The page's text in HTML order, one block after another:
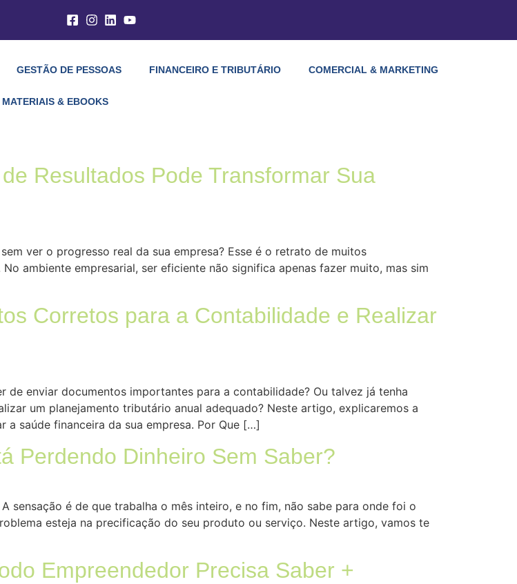
GESTÃO DE PESSOAS FINANCEIRO E TRIBUTÁRIO COMERCIAL & MARKETING
MATERIAIS & EBOOKS
Resultados Pode Transformar Sua
ver o progresso real da sua empresa? Esse é o retrato de muitos
ambiente empresarial, ser eficiente não significa apenas fazer muito, mas sim
Corretos para a Contabilidade e Realizar
enviar documentos importantes para a contabilidade? Ou talvez já tenha
um planejamento tributário anual adequado? Neste artigo, explicaremos a
saúde financeira da sua empresa. Por Que […]
Perdendo Dinheiro Sem Saber?
sensação é de que trabalha o mês inteiro, e no fim, não sabe para onde foi o
esteja na precificação do seu produto ou serviço. Neste artigo, vamos te
Empreendedor Precisa Saber +